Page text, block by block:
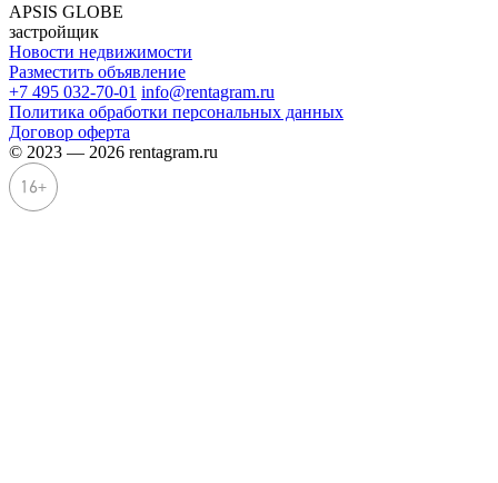
APSIS GLOBE
застройщик
Новости недвижимости
Разместить объявление
+7 495 032-70-01 info@rentagram.ru
Политика обработки персональных данных
Договор оферта
© 2023 — 2026 rentagram.ru